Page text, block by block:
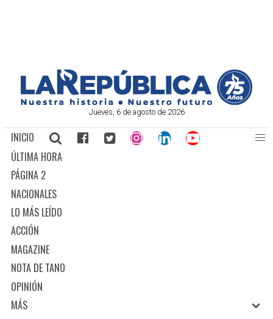
Jueves, 6 de agosto de 2026
INICIO
ÚLTIMA HORA
PÁGINA 2
NACIONALES
LO MÁS LEÍDO
ACCIÓN
MAGAZINE
NOTA DE TANO
OPINIÓN
MÁS